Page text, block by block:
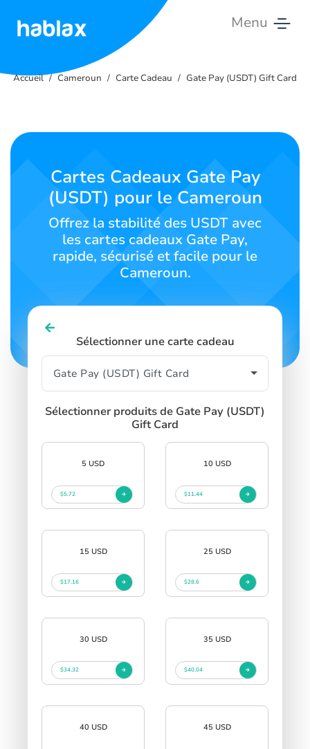
Menu
Tarifs
Contactez-
nous
Français
Accueil Cameroun Carte Cadeau Gate Pay (USDT) Gift Card
Cartes Cadeaux Gate Pay
(USDT) pour le Cameroun
Offrez la stabilité des USDT avec
les cartes cadeaux Gate Pay,
rapide, sécurisé et facile pour le
Cameroun.
Sélectionner une carte cadeau
Sélectionner produits de Gate Pay (USDT)
Gift Card
5 USD
$5.72
10 USD
$11.44
15 USD
$17.16
25 USD
$28.6
30 USD
$34.32
35 USD
$40.04
40 USD 45 USD